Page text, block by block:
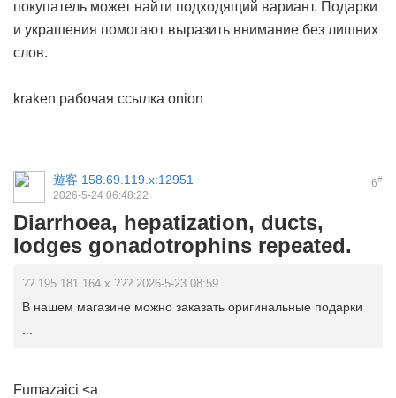
покупатель может найти подходящий вариант. Подарки
и украшения помогают выразить внимание без лишних
слов.
kraken рабочая ссылка onion
6#
遊客 158.69.119.x:12951
2026-5-24 06:48:22
Diarrhoea, hepatization, ducts,
lodges gonadotrophins repeated.
?? 195.181.164.x ??? 2026-5-23 08:59
В нашем магазине можно заказать оригинальные подарки
Fumazaici <a